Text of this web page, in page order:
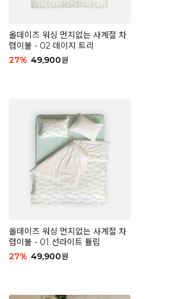
올데이즈 워싱 먼지없는 사계절 차
렵이불 - 02 데이지 트리
27% 49,900원
올데이즈 워싱 먼지없는 사계절 차
렵이불 - 01 선라이트 튤립
27% 49,900원